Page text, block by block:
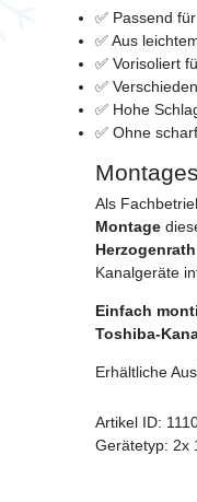
✅ Passend
✅ Aus
✅ Vorisoliert
✅
✅ Hohe
✅ Ohne
Als
Montage
Kanalgeräte
Einfach
Toshiba-
Erhältliche
Artikel ID:
Gerätetyp: 2x